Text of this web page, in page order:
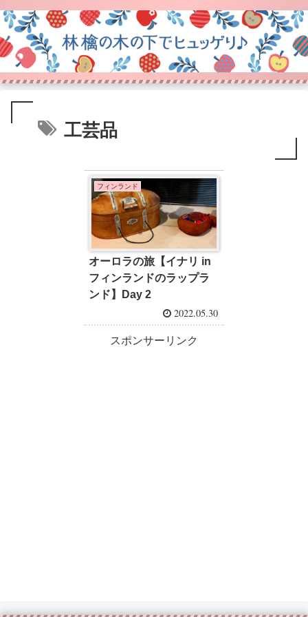
工芸品
フィンランド
オーロラの旅【イナリ in
フィンランドのラップラ
ンド】Day 2
2022.05.30
スポンサーリンク